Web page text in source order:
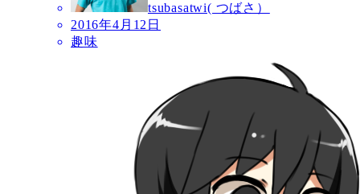
tsubasatwi( つばさ）
2016年4月12日
趣味